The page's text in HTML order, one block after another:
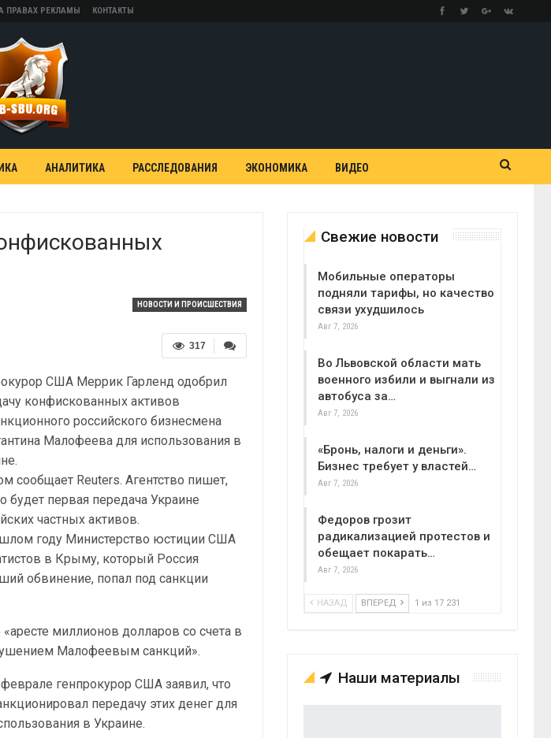
ПРАВАХ РЕКЛАМЫ КОНТАКТЫ
АНАЛИТИКА РАССЛЕДОВАНИЯ ЭКОНОМИКА ВИДЕО
НОВОСТИ И ПРОИСШЕСТВИЯ
317
США Меррик Гарленд одобрил
конфискованных активов
российского бизнесмена
Малофеева для использования в
сообщает Reuters. Агентство пишет,
будет первая передача Украине
частных активов.
году Министерство юстиции США
в Крыму, который Россия
обвинение, попал под санкции
миллионов долларов со счета в
Малофеевым санкций».
генпрокурор США заявил, что
передачу этих денег для
в Украине.
Свежие новости
Мобильные операторы
подняли тарифы, но качество
связи ухудшилось
Авг 7, 2026
Во Львовской области мать
военного избили и выгнали из
автобуса за…
Авг 7, 2026
«Бронь, налоги и деньги».
Бизнес требует у властей…
Авг 7, 2026
Федоров грозит
радикализацией протестов и
обещает покарать…
Авг 7, 2026
НАЗАД ВПЕРЕД 1 из 17 231
Наши материалы